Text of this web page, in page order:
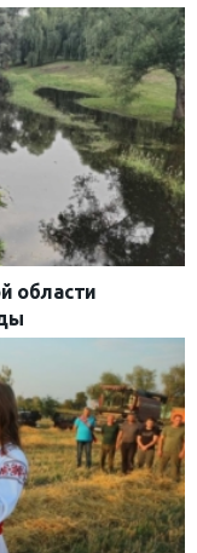
области